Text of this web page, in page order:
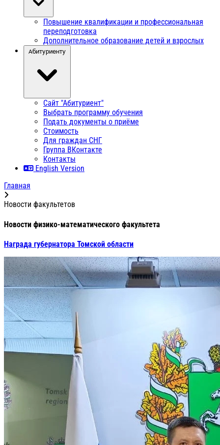
Повышение квалификации и профессиональная
переподготовка
Дополнительное образование детей и взрослых
Абитуриенту
Сайт "Абитуриент"
Выбрать программу обучения
Подать документы о приёме
Стоимость
Для граждан СНГ
Группа ВКонтакте
Контакты
English Version
Главная
Новости факультетов
Новости физико-математического факультета
Награда губернатора Томской области